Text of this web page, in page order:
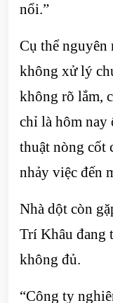
nổi.”
Cụ thể
không xử lý
không rõ lắm,
chỉ là hôm nay
thuật nòng cốt
nhảy việc đến
Nhà dột còn
Trí Khâu đang
không đủ.
“Công ty